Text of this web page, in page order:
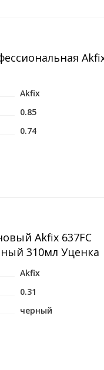
Akfix
0.85
0.74
Akfix 637FC
310мл Уценка
Akfix
0.31
черный